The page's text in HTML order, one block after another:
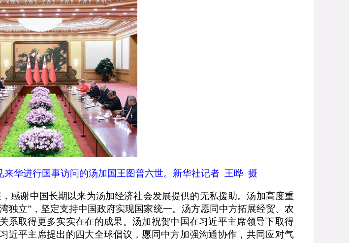
来华进行国事访问的汤加国王图普六世。新华社记者 王晔 摄
感谢中国长期以来为汤加经济社会发展提供的无私援助。汤加高度重
独立”，坚定支持中国政府实现国家统一。汤方愿同中方拓展经贸、农
系取得更多实实在在的成果。汤加祝贺中国在习近平主席领导下取得
近平主席提出的四大全球倡议，愿同中方加强沟通协作，共同应对气